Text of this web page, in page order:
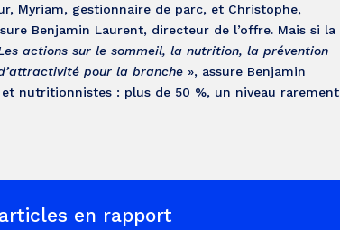
Myriam, gestionnaire de parc, et Christophe,
Benjamin Laurent, directeur de l’offre. Mais si la
actions sur le sommeil, la nutrition, la prévention
pour la branche», assure Benjamin
nutritionnistes : plus de 50 %, un niveau rarement
en rapport